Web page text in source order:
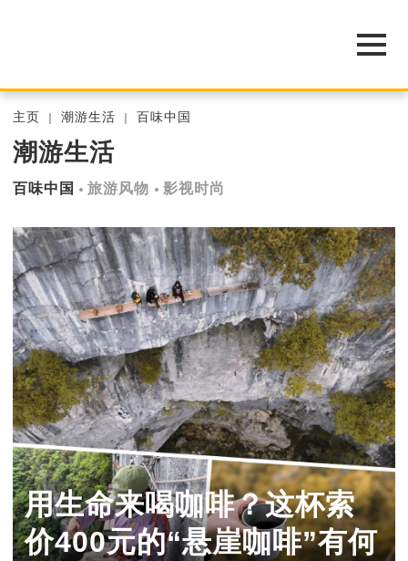
主页 潮游生活 百味中国
潮游生活
百味中国 旅游风物 影视时尚
用生命来喝咖啡？这杯索
价400元的“悬崖咖啡”有何